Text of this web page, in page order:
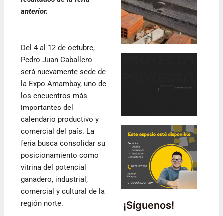
anterior.
Del 4 al 12 de octubre,
Pedro Juan Caballero
será nuevamente sede de
la Expo Amambay, uno de
los encuentros más
importantes del
calendario productivo y
comercial del país. La
feria busca consolidar su
posicionamiento como
vitrina del potencial
ganadero, industrial,
comercial y cultural de la
región norte.
¡Síguenos!